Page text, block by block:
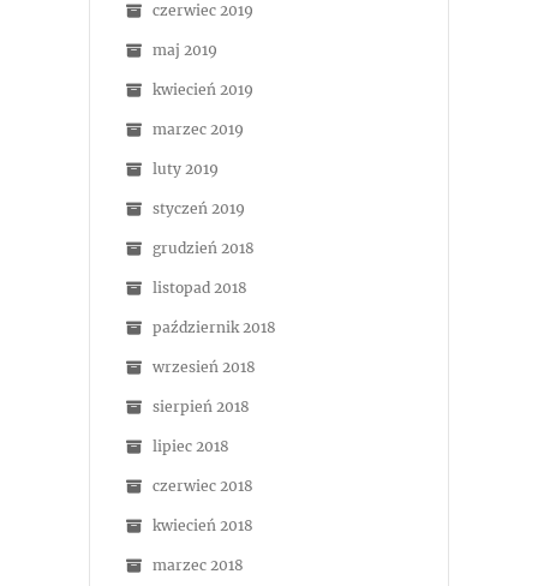
czerwiec 2019
maj 2019
kwiecień 2019
marzec 2019
luty 2019
styczeń 2019
grudzień 2018
listopad 2018
październik 2018
wrzesień 2018
sierpień 2018
lipiec 2018
czerwiec 2018
kwiecień 2018
marzec 2018